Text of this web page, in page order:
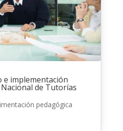
e implementación
de Tutorías
pedagógica